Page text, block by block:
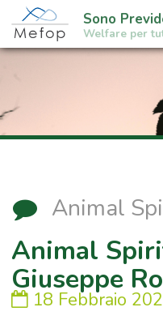
Sono
Welfare per
Animal
Animal
Giuseppe
18 Febbraio